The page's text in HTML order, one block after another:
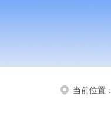
当前位置：